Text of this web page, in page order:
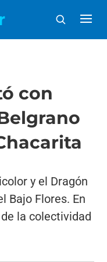
con
y el Dragón
Bajo Flores. En
la colectividad